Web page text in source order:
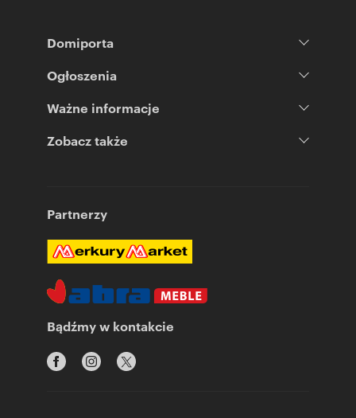
Domiporta
Ogłoszenia
Ważne informacje
Zobacz także
Partnerzy
Bądźmy w kontakcie